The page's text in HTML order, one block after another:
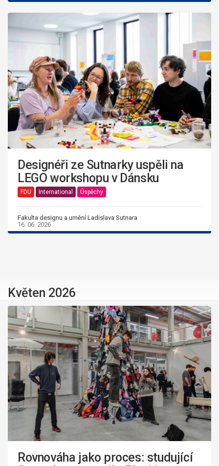
Designéři ze Sutnarky uspěli na
LEGO workshopu v Dánsku
FDU International Úspěchy
Fakulta designu a umění Ladislava Sutnara
16. 06. 2026
Květen 2026
Rovnováha jako proces: studující